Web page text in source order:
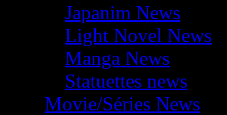
Japanim News
Light Novel News
Manga News
Statuettes news
Movie/Séries News